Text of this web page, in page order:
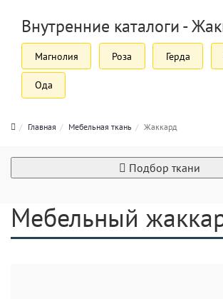
Внутренние каталоги -
Магнолия Роза Герда
Ода
Главная Мебельная ткань Жаккард
Подбор ткани
Мебельный